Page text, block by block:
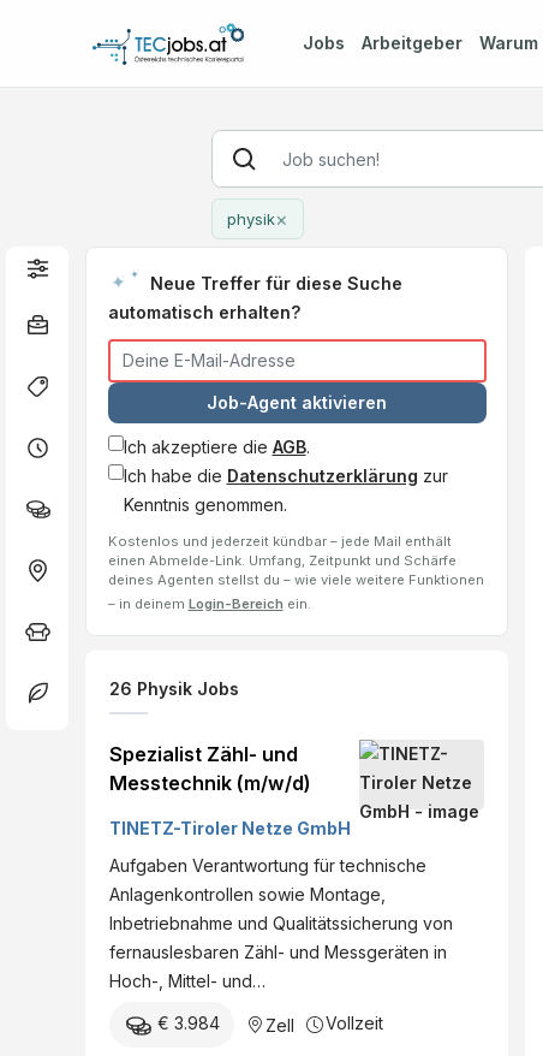
Jobs Arbeitgeber Warum
physik×
Neue Treffer für diese Suche
automatisch erhalten?
Job-Agent aktivieren
Ich akzeptiere die AGB.
Ich habe die Datenschutzerklärung zur
Kenntnis genommen.
Kostenlos und jederzeit kündbar – jede Mail enthält
einen Abmelde-Link. Umfang, Zeitpunkt und Schärfe
deines Agenten stellst du – wie viele weitere Funktionen
– in deinem Login-Bereich ein.
26 Physik Jobs
Spezialist Zähl- und
Messtechnik (m/w/d)
TINETZ-Tiroler Netze GmbH
Aufgaben Verantwortung für technische
Anlagenkontrollen sowie Montage,
Inbetriebnahme und Qualitätssicherung von
fernauslesbaren Zähl- und Messgeräten in
Hoch-, Mittel- und…
€ 3.984 Zell Vollzeit